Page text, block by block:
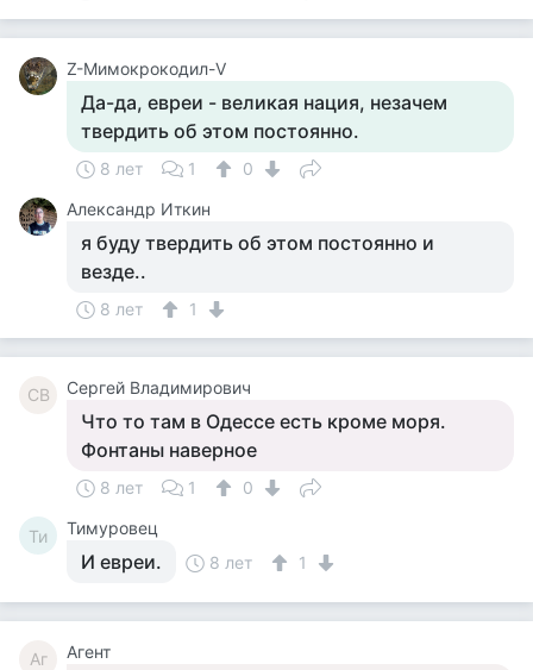
Z-Мимокрокодил-V
Да-да, евреи - великая нация, незачем
твердить об этом постоянно.
8 лет 1
0
Александр Иткин
я буду твердить об этом постоянно и
везде..
8 лет 1
СВ Сергей Владимирович
Что то там в Одессе есть кроме моря.
Фонтаны наверное
8 лет 1 0
Ти Тимуровец
И евреи. 8 лет 1
Аг Агент